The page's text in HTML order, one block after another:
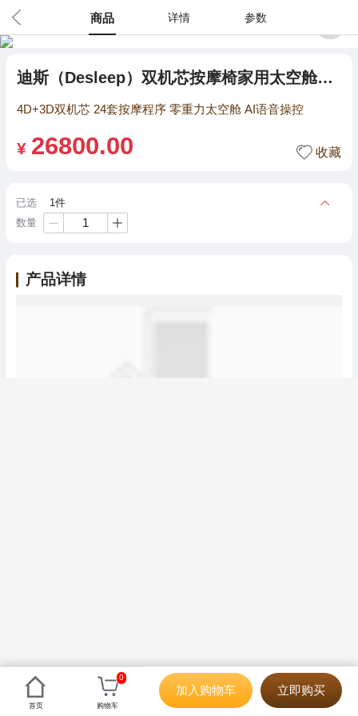
商品 详情 参数
迪斯（Desleep）双机芯按摩椅家用太空舱4D机芯版全身电动按摩沙发DE-A60L Plus
4D+3D双机芯 24套按摩程序 零重力太空舱 AI语音操控
¥ 26800.00 收藏
已选
1件
数量
+
产品详情
首页
0
购物车
加入购物车 立即购买